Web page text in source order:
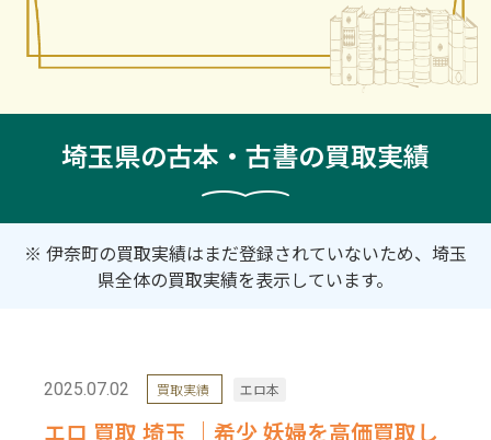
埼玉県の古本・古書の買取実績
※ 伊奈町の買取実績はまだ登録されていないため、埼玉
県全体の買取実績を表示しています。
2025.07.02 買取実績 エロ本
エロ 買取 埼玉 ｜希少 妖婦を高価買取し